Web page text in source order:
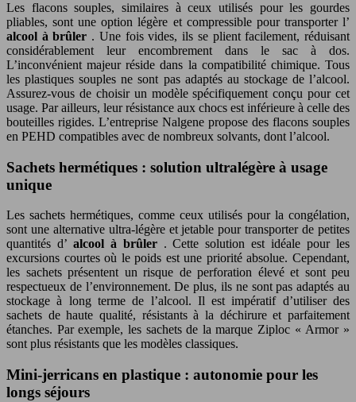
Les flacons souples, similaires à ceux utilisés pour les gourdes
pliables, sont une option légère et compressible pour transporter l’
alcool à brûler . Une fois vides, ils se plient facilement, réduisant
considérablement leur encombrement dans le sac à dos.
L’inconvénient majeur réside dans la compatibilité chimique. Tous
les plastiques souples ne sont pas adaptés au stockage de l’alcool.
Assurez-vous de choisir un modèle spécifiquement conçu pour cet
usage. Par ailleurs, leur résistance aux chocs est inférieure à celle des
bouteilles rigides. L’entreprise Nalgene propose des flacons souples
en PEHD compatibles avec de nombreux solvants, dont l’alcool.
Sachets hermétiques : solution ultralégère à usage
unique
Les sachets hermétiques, comme ceux utilisés pour la congélation,
sont une alternative ultra-légère et jetable pour transporter de petites
quantités d’ alcool à brûler . Cette solution est idéale pour les
excursions courtes où le poids est une priorité absolue. Cependant,
les sachets présentent un risque de perforation élevé et sont peu
respectueux de l’environnement. De plus, ils ne sont pas adaptés au
stockage à long terme de l’alcool. Il est impératif d’utiliser des
sachets de haute qualité, résistants à la déchirure et parfaitement
étanches. Par exemple, les sachets de la marque Ziploc « Armor »
sont plus résistants que les modèles classiques.
Mini-jerricans en plastique : autonomie pour les
longs séjours